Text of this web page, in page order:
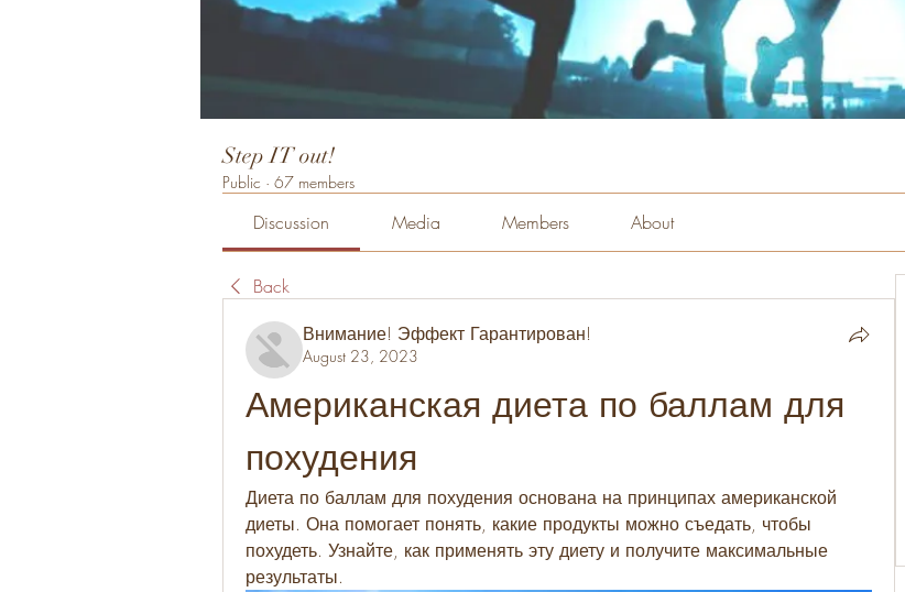
Step IT out!
Public · 67 members
Discussion Media Members About
Back
Внимание! Эффект Гарантирован!
August 23, 2023
Американская диета по баллам для
похудения
Диета по баллам для похудения основана на принципах американской
диеты. Она помогает понять, какие продукты можно съедать, чтобы
похудеть. Узнайте, как применять эту диету и получите максимальные
результаты.